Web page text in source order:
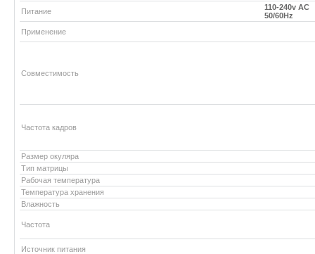
Питание
110-240v AC
50/60Hz
Применение
Совместимость
Частота кадров
Размер окуляра
Тип матрицы
Рабочая температура
Температура хранения
Влажность
Частота
Источник питания